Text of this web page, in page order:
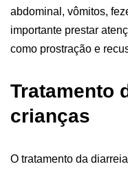
abdominal, vômitos,
importante prestar
como prostração e
Tratamento
crianças
O tratamento da